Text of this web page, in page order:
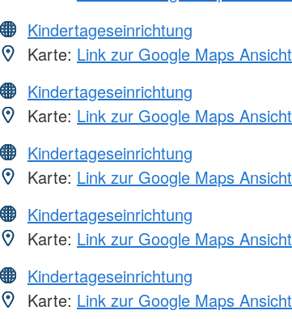
Kindertageseinrichtung
Karte: Link zur Google Maps Ansicht
Kindertageseinrichtung
Karte: Link zur Google Maps Ansicht
Kindertageseinrichtung
Karte: Link zur Google Maps Ansicht
Kindertageseinrichtung
Karte: Link zur Google Maps Ansicht
Kindertageseinrichtung
Karte: Link zur Google Maps Ansicht